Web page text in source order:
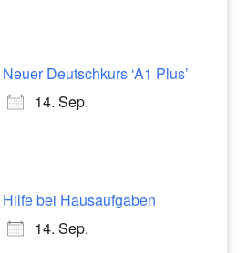
Neuer Deutschkurs ‘A1 Plus’
14. Sep.
Hilfe bei Hausaufgaben
14. Sep.